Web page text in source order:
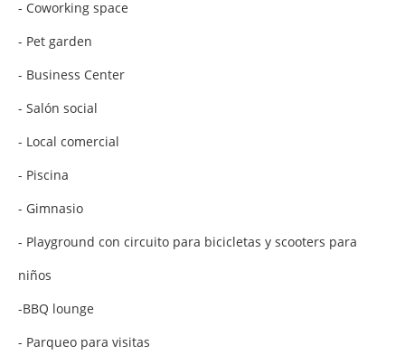
- Coworking space
- Pet garden
- Business Center
- Salón social
- Local comercial
- Piscina
- Gimnasio
- Playground con circuito para bicicletas y scooters para
niños
-BBQ lounge
- Parqueo para visitas